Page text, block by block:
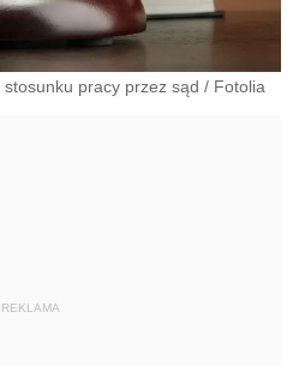
pracy przez sąd / Fotolia